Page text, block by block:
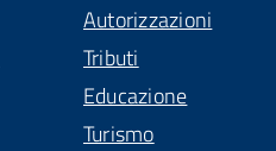
Autorizzazioni
Tributi
Educazione
Turismo